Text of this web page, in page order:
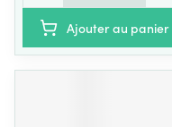
Ajouter au panier